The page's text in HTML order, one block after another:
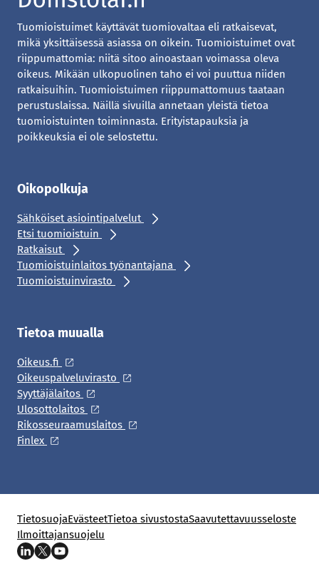
Tuomioistuimet käyttävät tuomiovaltaa eli ratkaisevat,
mikä yksittäisessä asiassa on oikein. Tuomioistuimet ovat
riippumattomia: niitä sitoo ainoastaan voimassa oleva
oikeus. Mikään ulkopuolinen taho ei voi puuttua niiden
ratkaisuihin. Tuomioistuimen riippumattomuus taataan
perustuslaissa. Näillä sivuilla annetaan yleistä tietoa
tuomioistuinten toiminnasta. Erityistapauksia ja
poikkeuksia ei ole selostettu.
Oikopolkuja
Sähköiset asiointipalvelut
Etsi tuomioistuin
Ratkaisut
Tuomioistuinlaitos työnantajana
Tuomioistuinvirasto
Tietoa muualla
Oikeus.fi
Oikeuspalveluvirasto
Syyttäjälaitos
Ulosottolaitos
Rikosseuraamuslaitos
Finlex
TietosuojaEvästeetTietoa sivustostaSaavutettavuusseloste
Ilmoittajansuojelu